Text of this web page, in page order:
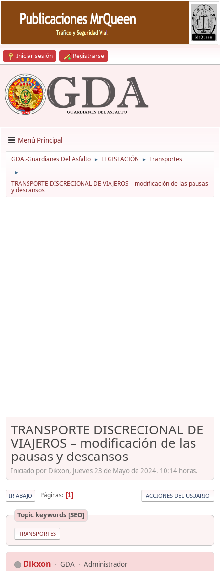
Iniciar sesión Registrarse
Menú Principal
GDA.-Guardianes Del Asfalto ► LEGISLACIÓN ► Transportes
►
TRANSPORTE DISCRECIONAL DE VIAJEROS – modificación de las pausas
y descansos
TRANSPORTE DISCRECIONAL DE
VIAJEROS – modificación de las
pausas y descansos
Iniciado por Dikxon, Jueves 23 de Mayo de 2024. 10:14 horas.
IR ABAJO Páginas 1 ACCIONES DEL USUARIO
Topic keywords [SEO]
TRANSPORTES
Dikxon GDA Administrador